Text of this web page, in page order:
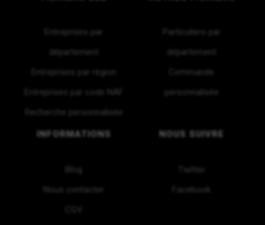
Entreprises par
département
Entreprises par région
Entreprises par code NAF
Recherche personnalisée
Particuliers par
département
Commande
personnalisée
INFORMATIONS
Nous contacter
NOUS SUIVRE
Twitter
Facebook